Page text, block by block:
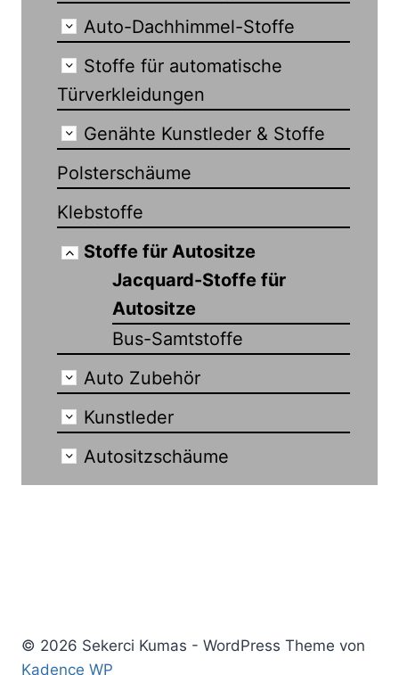
Auto-Dachhimmel-Stoffe
Stoffe für automatische
Türverkleidungen
Genähte Kunstleder & Stoffe
Polsterschäume
Klebstoffe
Stoffe für Autositze
Jacquard-Stoffe für
Autositze
Bus-Samtstoffe
Auto Zubehör
Kunstleder
Autositzschäume
© 2026 Sekerci Kumas - WordPress Theme von
Kadence WP